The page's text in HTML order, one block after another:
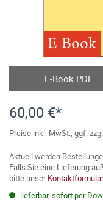
E-Book
E-Book PDF
60,00 €*
Preise inkl. MwSt., ggf.
Aktuell werden
Falls Sie eine Lieferung
bitte unserKontaktformular
lieferbar, sofort per